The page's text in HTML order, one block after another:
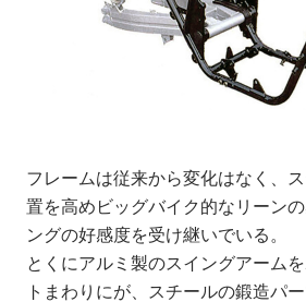
フレームは従来から変化はなく、
置を高めビッグバイク的なリーン
ングの好感度を受け継いでいる。
とくにアルミ製のスイングアーム
トまわりにが、スチールの鍛造パ